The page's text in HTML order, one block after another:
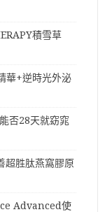
積雪草
華+逆時光外泌
否28天就窈窕
胜肽燕窩膠原
Advanced使